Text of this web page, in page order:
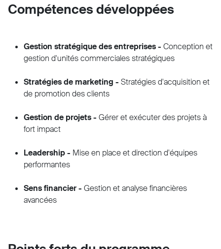
Compétences développées
Gestion stratégique des entreprises - Conception et
gestion d'unités commerciales stratégiques
Stratégies de marketing - Stratégies d'acquisition et
de promotion des clients
Gestion de projets - Gérer et exécuter des projets à
fort impact
Leadership - Mise en place et direction d'équipes
performantes
Sens financier - Gestion et analyse financières
avancées